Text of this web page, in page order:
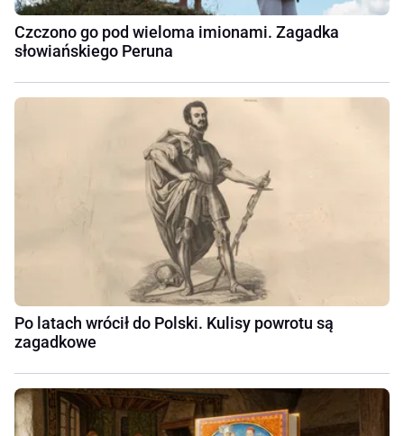
Czczono go pod wieloma imionami. Zagadka
słowiańskiego Peruna
Po latach wrócił do Polski. Kulisy powrotu są
zagadkowe